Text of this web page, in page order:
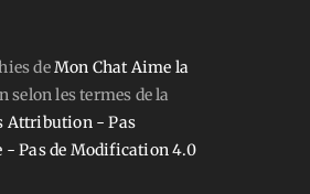
deMon Chat Aime la
les termes de la
Attribution - Pas
Pas de Modification 4.0